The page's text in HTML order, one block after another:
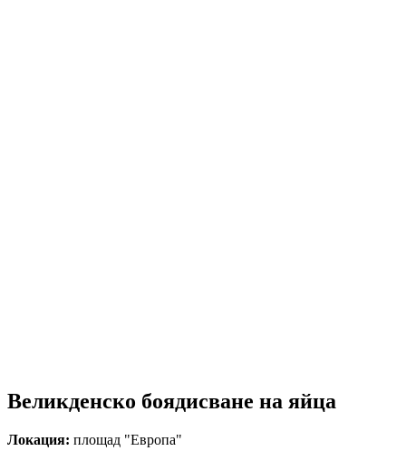
Великденско боядисване на яйца
Локация: площад "Европа"